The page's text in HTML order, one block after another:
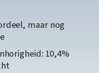
maar nog
10,4%